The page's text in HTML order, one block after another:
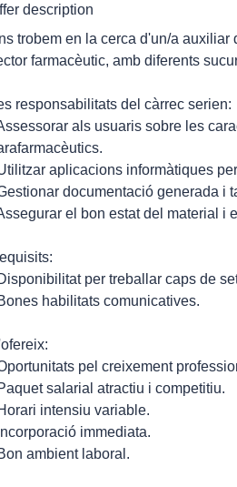
description
trobem en la cerca d'un/a
farmacèutic, amb diferents
responsabilitats del càrrec serien:
als usuaris sobre les
aplicacions informàtiques
documentació generada i
el bon estat del material i
per treballar caps de
habilitats comunicatives.
pel creixement
salarial atractiu i competitiu.
intensiu variable.
immediata.
ambient laboral.